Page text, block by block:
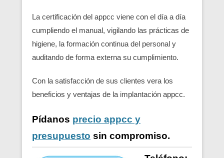
La certificación del appcc viene con el día a día
cumpliendo el manual, vigilando las prácticas de
higiene, la formación continua del personal y
auditando de forma externa su cumplimiento.
Con la satisfacción de sus clientes vera los
beneficios y ventajas de la implantación appcc.
Pídanos precio appcc y
presupuesto sin compromiso.